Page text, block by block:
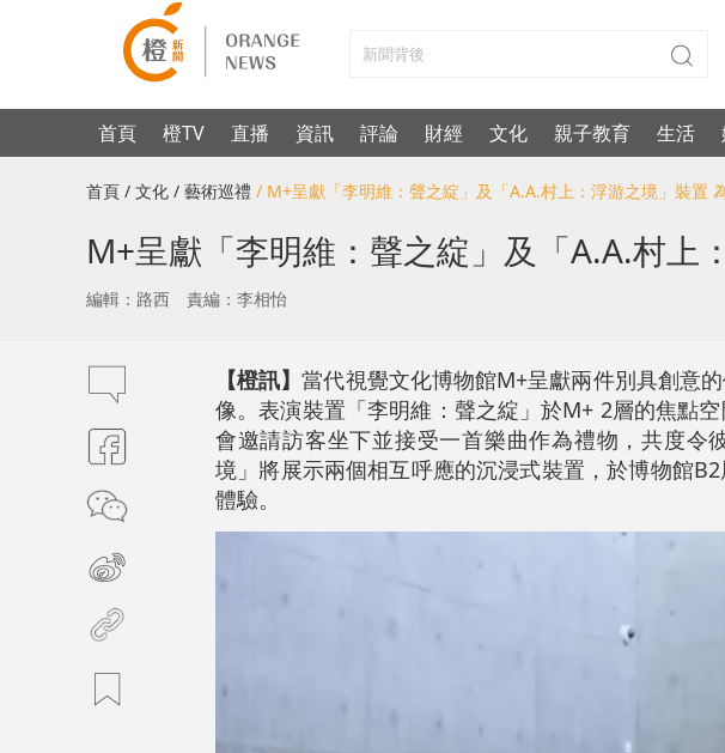
首頁 橙TV 直播 資訊 評論 財經 文化 親子教育 生活
首頁 / 文化 / 藝術巡禮 / M+呈獻「李明維：聲之綻」及「A.A.村上：浮游之境」裝置
M+呈獻「李明維：聲之綻」及「A.A.村上
編輯：路西 責編：李相怡
【橙訊】當代視覺文化博物館M+呈獻兩件別具創意
像。表演裝置「李明維：聲之綻」於M+ 2層的焦點
會邀請訪客坐下並接受一首樂曲作為禮物，共度令
境」將展示兩個相互呼應的沉浸式裝置，於博物館
體驗。